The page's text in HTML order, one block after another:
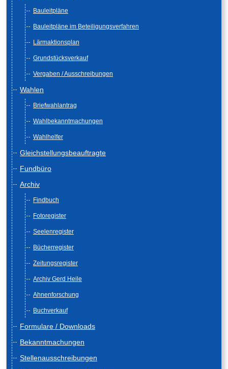
Bauleitpläne
Bauleitpläne im Beteiligungsverfahren
Lärmaktionsplan
Grundstücksverkauf
Vergaben / Ausschreibungen
Wahlen
Briefwahlantrag
Wahlbekanntmachungen
Wahlhelfer
Gleichstellungsbeauftragte
Fundbüro
Archiv
Findbuch
Fotoregister
Seelenregister
Bücherregister
Zeitungsregister
Archiv Gerd Heile
Ahnenforschung
Buchverkauf
Formulare / Downloads
Bekanntmachungen
Stellenausschreibungen